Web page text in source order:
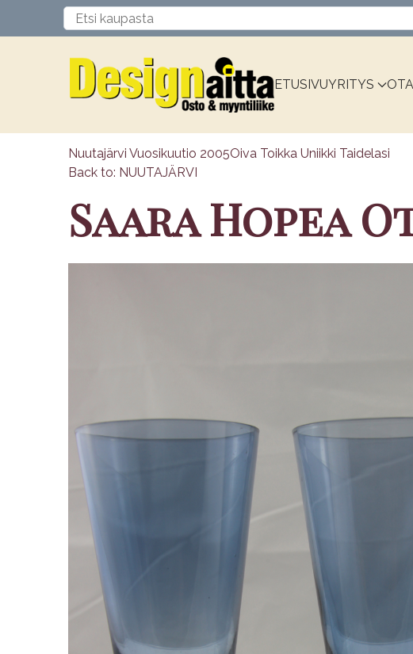
ETUSIVUYRITYS
Nuutajärvi Vuosikuutio 2005Oiva Toikka Uniikki Taidelasi
Back to: NUUTAJÄRVI
Saara Hopea